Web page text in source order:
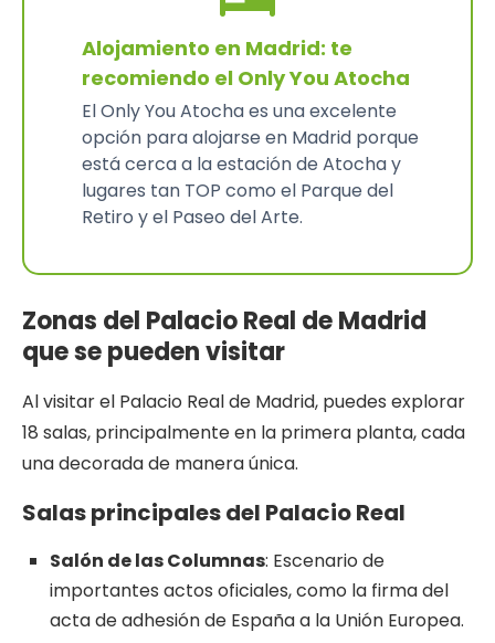
Alojamiento en Madrid: te
recomiendo el Only You Atocha
El Only You Atocha es una excelente
opción para alojarse en Madrid porque
está cerca a la estación de Atocha y
lugares tan TOP como el Parque del
Retiro y el Paseo del Arte.
Zonas del Palacio Real de Madrid
que se pueden visitar
Al visitar el Palacio Real de Madrid, puedes explorar
18 salas, principalmente en la primera planta, cada
una decorada de manera única.
Salas principales del Palacio Real
Salón de las Columnas: Escenario de
importantes actos oficiales, como la firma del
acta de adhesión de España a la Unión Europea.